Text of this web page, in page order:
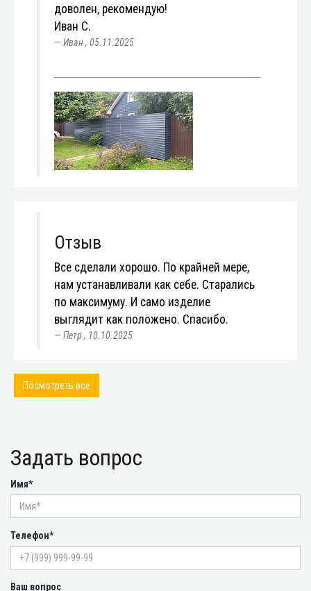
доволен, рекомендую!
Иван С.
Иван, 05.11.2025
Отзыв
Все сделали хорошо. По крайней мере,
нам устанавливали как себе. Старались
по максимуму. И само изделие
выглядит как положено. Спасибо.
Петр , 10.10.2025
Посмотреть все
Задать вопрос
Имя*
Телефон*
Ваш вопрос